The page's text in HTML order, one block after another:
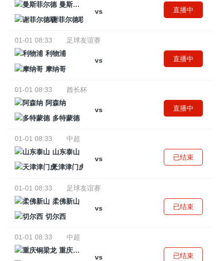
曼斯菲尔德
vs
谢菲尔德联
直播中
01-01 08:33
足球友谊赛
利物浦
vs
摩纳哥
直播中
01-01 08:33
酋长杯
阿森纳
vs
多特蒙德
直播中
01-01 08:33
中超
山东泰山
vs
天津津门虎
已结束
01-01 08:33
足球友谊赛
柔佛新山
vs
切尔西
已结束
01-01 08:33
中超
重庆铜梁龙
vs
已结束